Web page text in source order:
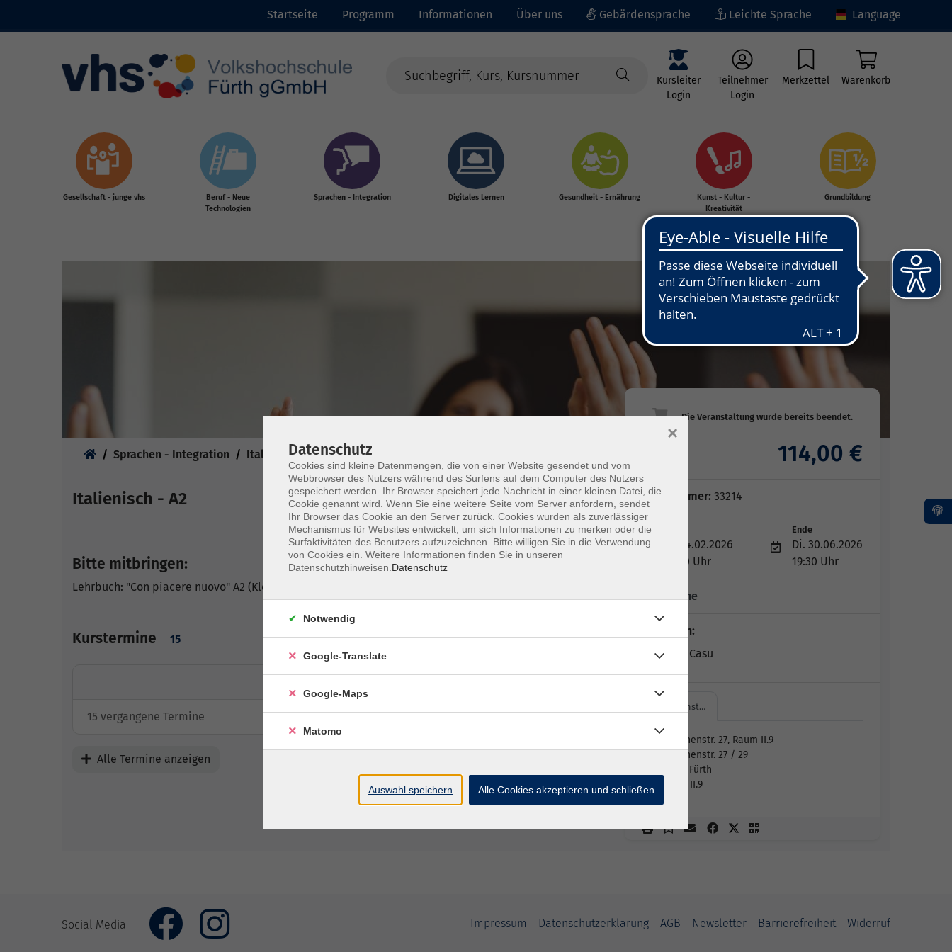
Startseite Programm Informationen Über uns Gebärdensprache Leichte Sprache Language
Kursleiter
Login
Teilnehmer
Login
Merkzettel Warenkorb
Gesellschaft - junge vhs
Beruf - Neue
Technologien
Sprachen - Integration Digitales Lernen Gesundheit - Ernährung
Kunst - Kultur -
Kreativität
Grundbildung
Sprachen - Integration Italienisch Italienisch - A2*
Italienisch - A2
Bitte mitbringen:
Lehrbuch: "Con piacere nuovo" A2 (Klett Verlag) Kurs- und Übungsbuch ab Lekt. 8/9
Kurstermine 15
15 vergangene Termine
Alle Termine anzeigen
114,00 €
Kursnummer: 33214
Di. 24.02.2026
18:00 Uhr
Ende
Di. 30.06.2026
19:30 Uhr
15 Termine
Dozent*in:
Gabriele Casu
Hirschenst…
Hirschenstr. 27, Raum II.9
Hirschenstr. 27 / 29
90762 Fürth
Raum II.9
Social Media Impressum Datenschutzerklärung AGB Newsletter Barrierefreiheit Widerruf
Datenschutz
Cookies sind kleine Datenmengen, die von einer Website gesendet und vom
Webbrowser des Nutzers während des Surfens auf dem Computer des Nutzers
gespeichert werden. Ihr Browser speichert jede Nachricht in einer kleinen Datei, die
Cookie genannt wird. Wenn Sie eine weitere Seite vom Server anfordern, sendet
Ihr Browser das Cookie an den Server zurück. Cookies wurden als zuverlässiger
Mechanismus für Websites entwickelt, um sich Informationen zu merken oder die
Surfaktivitäten des Benutzers aufzuzeichnen. Bitte willigen Sie in die Verwendung
von Cookies ein. Weitere Informationen finden Sie in unseren
Datenschutzhinweisen. Datenschutz
×
Notwendig
Google-Translate
Google-Maps
Matomo
Auswahl speichern Alle Cookies akzeptieren und schließen